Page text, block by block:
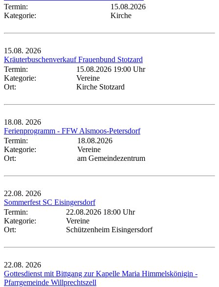
Termin:
15.08.2026
Kategorie:
Kirche
15.08. 2026
Kräuterbuschenverkauf Frauenbund Stotzard
Termin:
15.08.2026 19:00 Uhr
Kategorie:
Vereine
Ort:
Kirche Stotzard
18.08. 2026
Ferienprogramm - FFW Alsmoos-Petersdorf
Termin:
18.08.2026
Kategorie:
Vereine
Ort:
am Gemeindezentrum
22.08. 2026
Sommerfest SC Eisingersdorf
Termin:
22.08.2026 18:00 Uhr
Kategorie:
Vereine
Ort:
Schützenheim Eisingersdorf
22.08. 2026
Gottesdienst mit Bittgang zur Kapelle Maria Himmelskönigin -
Pfarrgemeinde Willprechtszell